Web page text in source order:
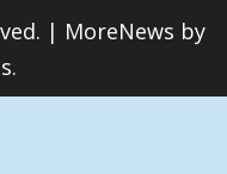
| MoreNews by